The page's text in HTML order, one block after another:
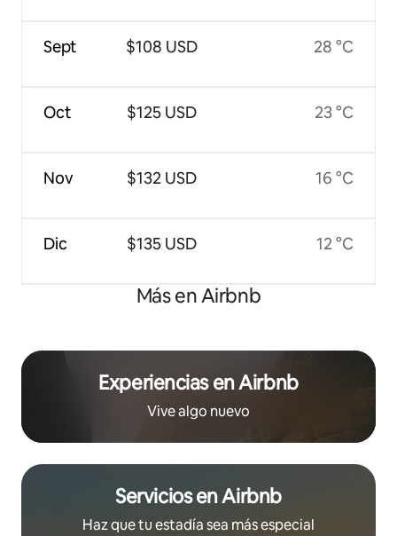
Sept
Oct
Nov
Dic
$108 USD
$125 USD
$132 USD
$135 USD
28 °C
23 °C
16 °C
12 °C
Más en Airbnb
Experiencias en Airbnb
Vive algo nuevo
Servicios en Airbnb
Haz que tu estadía sea más especial